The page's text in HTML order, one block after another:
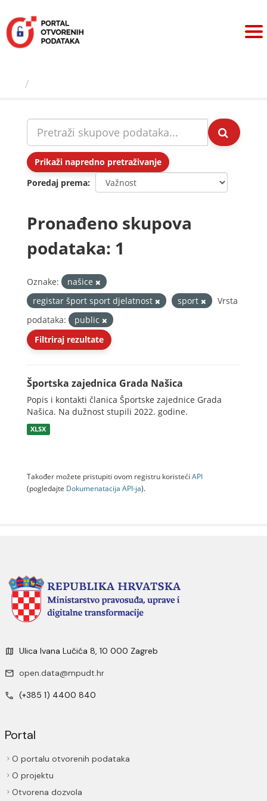
sadržaj
Prikaži napredno pretraživanje
Poredaj prema
Pronađeno skupova
podataka: 1
Oznake:
našice
registar šport sport djelatnost
sport
Vrsta
podataka:
public
Filtriraj rezultate
Športska zajednica Grada Našica
Popis i kontakti članica Športske zajednice Grada
Našica. Na dužnost stupili 2022. godine.
XLSX
Također možete pristupiti ovom registru koristeći API
(pogledajte Dokumenаtаcijа API-jа).